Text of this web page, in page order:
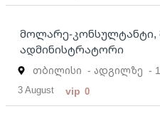
მოლარე-კონსულტანტი,
ადმინისტრატორი
თბილისი - ადგილზე -
3 August vip 0